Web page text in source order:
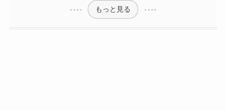
もっと見る